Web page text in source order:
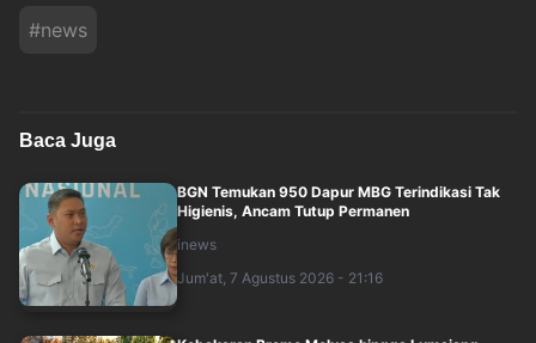
#news
Baca Juga
BGN Temukan 950 Dapur MBG Terindikasi Tak
Higienis, Ancam Tutup Permanen
inews
Jum'at, 7 Agustus 2026 - 21:16